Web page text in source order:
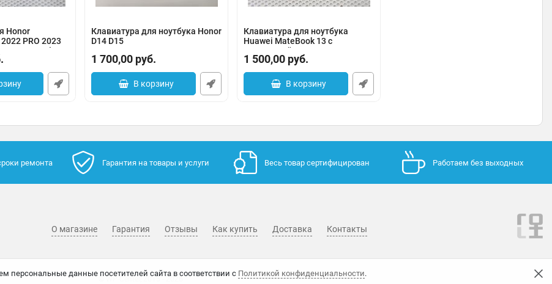
Honor
PRO 2023
BRN-G5 без
Клавиатура для ноутбука Honor
D14 D15
Артикул: 0183-2815000
1 700,00 руб.
В корзину
Клавиатура для ноутбука
Huawei MateBook 13 с
подсветкой
Артикул: 0183-000003
1 500,00 руб.
В корзину
персональные данные посетителей сайта в соответствии с Политикой конфиденциальности.
ремонта Гарантия на товары и услуги Весь товар сертифицирован Работаем без выходных
О магазине Гарантия Отзывы Как купить Доставка Контакты